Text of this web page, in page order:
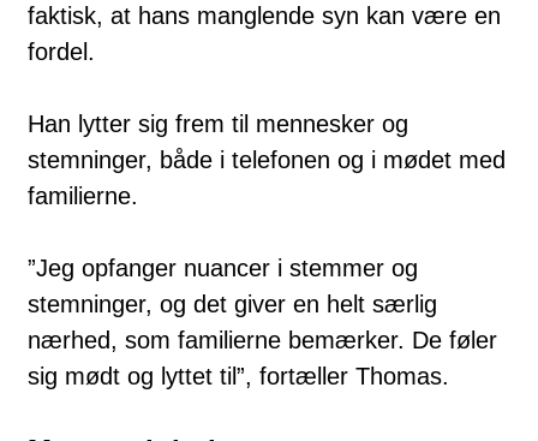
faktisk, at hans manglende syn kan være en
fordel.
Han lytter sig frem til mennesker og
stemninger, både i telefonen og i mødet med
familierne.
”Jeg opfanger nuancer i stemmer og
stemninger, og det giver en helt særlig
nærhed, som familierne bemærker. De føler
sig mødt og lyttet til”, fortæller Thomas.